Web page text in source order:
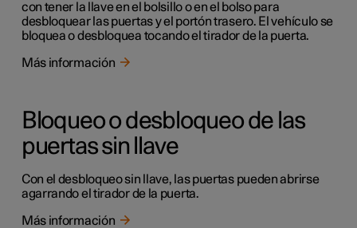
con tener la llave en el bolsillo o en el bolso para
desbloquear las puertas y el portón trasero. El vehículo se
bloquea o desbloquea tocando el tirador de la puerta.
Más información
Bloqueo o desbloqueo de las
puertas sin llave
Con el desbloqueo sin llave, las puertas pueden abrirse
agarrando el tirador de la puerta.
Más información